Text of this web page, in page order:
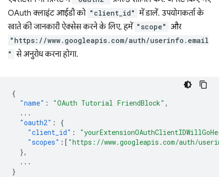
OAuth क्लाइंट आईडी को "client_id" में डालें. उपयोगकर्ता के
खाते की जानकारी ऐक्सेस करने के लिए, हमें "scope" और
"https://www.googleapis.com/auth/userinfo.email
" से अनुरोध करना होगा.
{
"name" : "OAuth Tutorial FriendBlock" ,
...
"oauth2" :
{
"client_id" :
"scopes" :[ "https://www.googleapis.com/auth/
},
...
}